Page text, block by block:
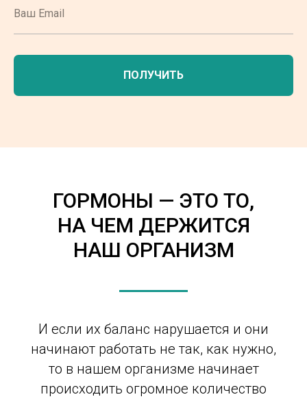
ПОЛУЧИТЬ
ГОРМОНЫ — ЭТО ТО,
НА ЧЕМ ДЕРЖИТСЯ
НАШ ОРГАНИЗМ
И если их баланс нарушается и они
начинают работать не так, как нужно,
то в нашем организме начинает
происходить огромное количество